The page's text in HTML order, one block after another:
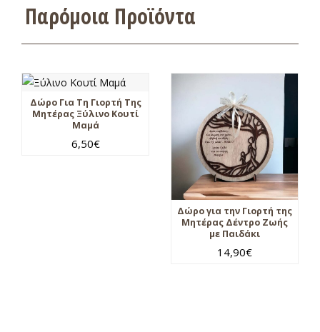
Παρόμοια Προϊόντα
Δώρο Για Τη Γιορτή Της
Μητέρας Ξύλινο Κουτί
Μαμά
6,50€
Δώρο για την Γιορτή της
Μητέρας Δέντρο Ζωής
με Παιδάκι
14,90€